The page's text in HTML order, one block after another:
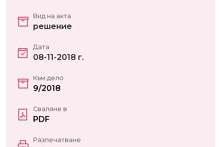
Вид на акта
решение
Дата
08-11-2018 г.
Към дело
9/2018
Сваляне в
PDF
Разпечатване